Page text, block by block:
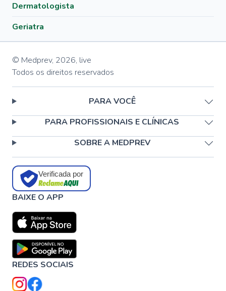
Dermatologista
Geriatra
© Medprev, 2026, live
Todos os direitos reservados
PARA VOCÊ
PARA PROFISSIONAIS E CLÍNICAS
SOBRE A MEDPREV
Verificada por
BAIXE O APP
REDES SOCIAIS